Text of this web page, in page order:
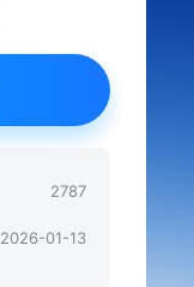
2787
2026-01-13